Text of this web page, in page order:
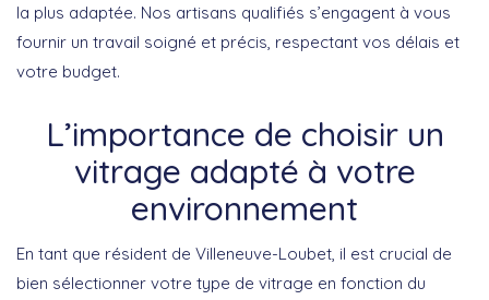
la plus adaptée. Nos artisans qualifiés s’engagent à vous
fournir un travail soigné et précis, respectant vos délais et
votre budget.
L’importance de choisir un
vitrage adapté à votre
environnement
En tant que résident de Villeneuve-Loubet, il est crucial de
bien sélectionner votre type de vitrage en fonction du